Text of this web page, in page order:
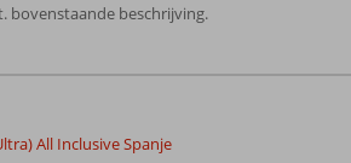
bovenstaande beschrijving.
All Inclusive Spanje